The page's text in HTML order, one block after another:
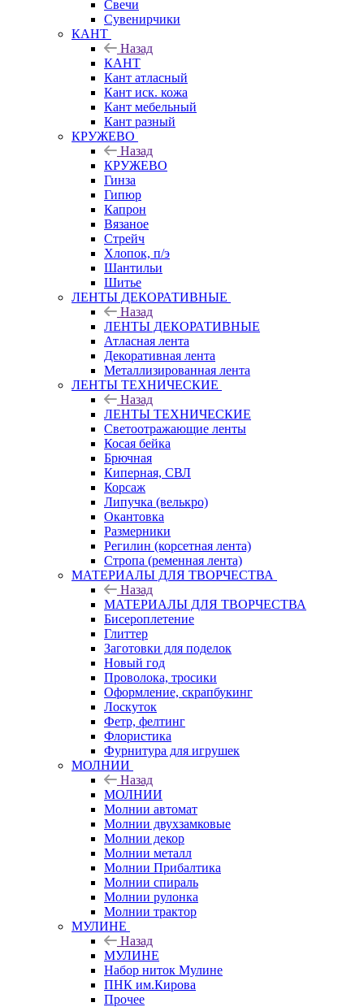
Свечи
Сувенирчики
КАНТ
Назад
КАНТ
Кант атласный
Кант иск. кожа
Кант мебельный
Кант разный
КРУЖЕВО
Назад
КРУЖЕВО
Гинза
Гипюр
Капрон
Вязаное
Стрейч
Хлопок, п/э
Шантильи
Шитье
ЛЕНТЫ ДЕКОРАТИВНЫЕ
Назад
ЛЕНТЫ ДЕКОРАТИВНЫЕ
Атласная лента
Декоративная лента
Металлизированная лента
ЛЕНТЫ ТЕХНИЧЕСКИЕ
Назад
ЛЕНТЫ ТЕХНИЧЕСКИЕ
Светоотражающие ленты
Косая бейка
Брючная
Киперная, СВЛ
Корсаж
Липучка (велькро)
Окантовка
Размерники
Регилин (корсетная лента)
Стропа (ременная лента)
МАТЕРИАЛЫ ДЛЯ ТВОРЧЕСТВА
Назад
МАТЕРИАЛЫ ДЛЯ ТВОРЧЕСТВА
Бисероплетение
Глиттер
Заготовки для поделок
Новый год
Проволока, тросики
Оформление, скрапбукинг
Лоскуток
Фетр, фелтинг
Флористика
Фурнитура для игрушек
МОЛНИИ
Назад
МОЛНИИ
Молнии автомат
Молнии двухзамковые
Молнии декор
Молнии металл
Молнии Прибалтика
Молнии спираль
Молнии рулонка
Молнии трактор
МУЛИНЕ
Назад
МУЛИНЕ
Набор ниток Мулине
ПНК им.Кирова
Прочее